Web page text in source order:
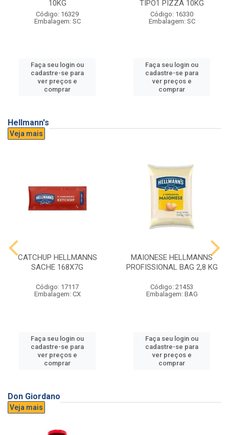
10KG
Código: 16329
Embalagem: SC
Faça seu login ou
cadastre-se para
ver preços e
comprar
TIPO1 PIZZA 10KG
Código: 16330
Embalagem: SC
Faça seu login ou
cadastre-se para
ver preços e
comprar
Hellmann's
Veja mais
CATCHUP HELLMANNS
SACHE 168X7G
Código: 17117
Embalagem: CX
Faça seu login ou
cadastre-se para
ver preços e
comprar
MAIONESE HELLMANNS
PROFISSIONAL BAG 2,8 KG
Código: 21453
Embalagem: BAG
Faça seu login ou
cadastre-se para
ver preços e
comprar
Don Giordano
Veja mais